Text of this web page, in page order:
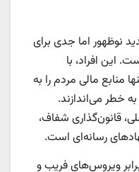
نوظهور اما جدی برای
این افراد، با
منابع مالی مردم را به
خطر می‌اندازند.
قانون‌گذاری شفاف،
رسانه‌ای است.
ویروس‌های فریب و